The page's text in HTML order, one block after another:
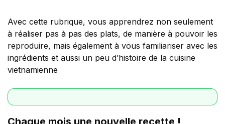
Avec cette rubrique, vous apprendrez non seulement
à réaliser pas à pas des plats, de manière à pouvoir les
reproduire, mais également à vous familiariser avec les
ingrédients et aussi un peu d’histoire de la cuisine
vietnamienne